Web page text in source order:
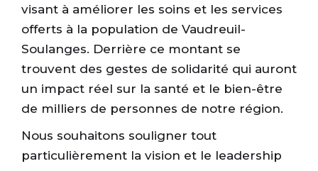
visant à améliorer les soins et les services
offerts à la population de Vaudreuil-
Soulanges. Derrière ce montant se
trouvent des gestes de solidarité qui auront
un impact réel sur la santé et le bien-être
de milliers de personnes de notre région.
Nous souhaitons souligner tout
particulièrement la vision et le leadership